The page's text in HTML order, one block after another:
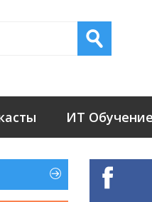
ИТ Обучение